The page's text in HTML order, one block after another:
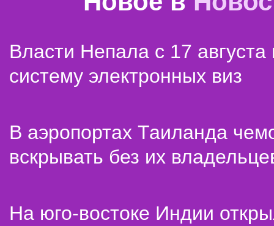
Власти Непала с 17 августа
систему электронных виз
В аэропортах Таиланда
вскрывать без их
На юго-востоке Индии